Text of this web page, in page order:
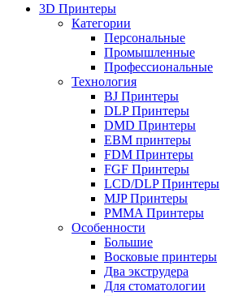
3D Принтеры
Категории
Персональные
Промышленные
Профессиональные
Технология
BJ Принтеры
DLP Принтеры
DMD Принтеры
EBM принтеры
FDM Принтеры
FGF Принтеры
LCD/DLP Принтеры
MJP Принтеры
PMMA Принтеры
Особенности
Большие
Восковые принтеры
Два экструдера
Для стоматологии